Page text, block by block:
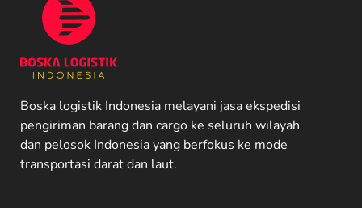
Boska logistik Indonesia melayani jasa ekspedisi
pengiriman barang dan cargo ke seluruh wilayah
dan pelosok Indonesia yang berfokus ke mode
transportasi darat dan laut.